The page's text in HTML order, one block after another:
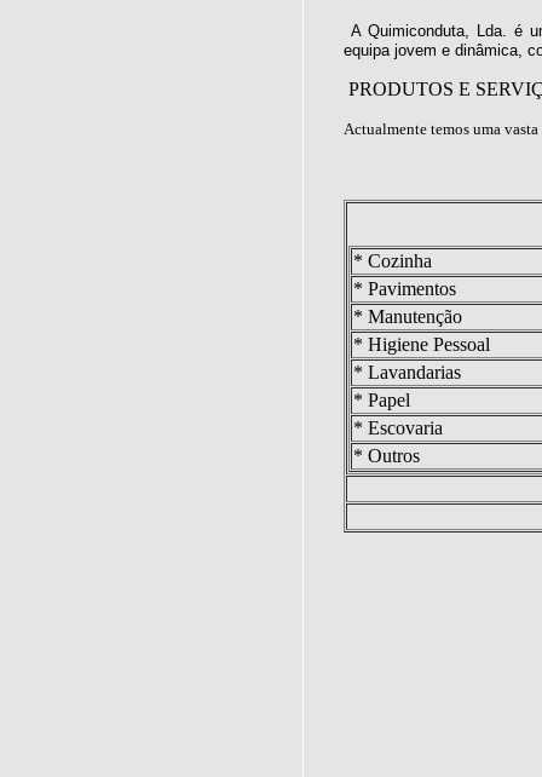
A Quimiconduta, Lda. é
equipa jovem e dinâmica,
PRODUTOS E
Actualmente temos uma
* Cozinha
* Pavimentos
* Manutenção
* Higiene Pessoal
* Lavandarias
* Papel
* Escovaria
* Outros